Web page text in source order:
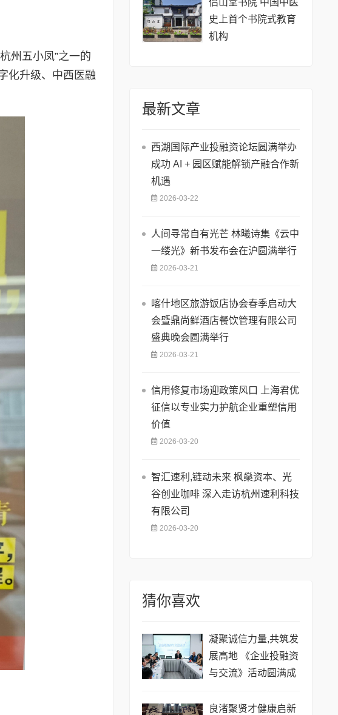
州五小凤”之一的
化升级、中西医融
侣山堂书院 中国中医
史上首个书院式教育
机构
最新文章
西湖国际产业投融资论坛圆满举办
成功 AI + 园区赋能解锁产融合作新
机遇
2026-03-22
人间寻常自有光芒 林曦诗集《云中
一缕光》新书发布会在沪圆满举行
2026-03-21
喀什地区旅游饭店协会春季启动大
会暨鼎尚鲜酒店餐饮管理有限公司
盛典晚会圆满举行
2026-03-21
信用修复市场迎政策风口 上海君优
征信以专业实力护航企业重塑信用
价值
2026-03-20
智汇速利,链动未来 枫燊资本、光
谷创业咖啡 深入走访杭州速利科技
有限公司
2026-03-20
猜你喜欢
凝聚诚信力量,共筑发
展高地 《企业投融资
与交流》活动圆满成
良渚聚贤才健康启新